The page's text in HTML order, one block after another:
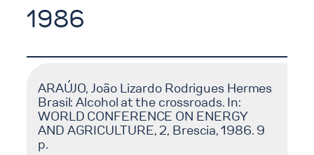
1986
ARAÚJO, João Lizardo Rodrigues Hermes
Brasil: Alcohol at the crossroads. In:
WORLD CONFERENCE ON ENERGY
AND AGRICULTURE, 2, Brescia, 1986. 9
p.